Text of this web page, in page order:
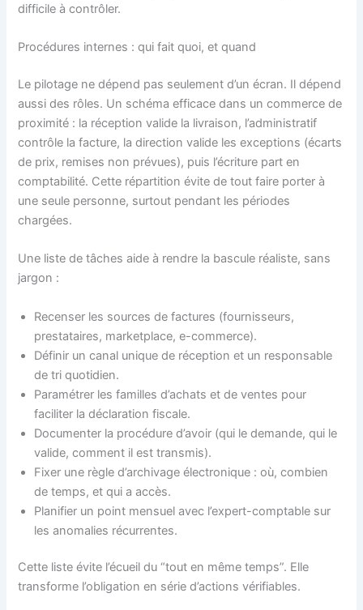
difficile à contrôler.
Procédures internes : qui fait quoi, et quand
Le pilotage ne dépend pas seulement d’un écran. Il dépend
aussi des rôles. Un schéma efficace dans un commerce de
proximité : la réception valide la livraison, l’administratif
contrôle la facture, la direction valide les exceptions (écarts
de prix, remises non prévues), puis l’écriture part en
comptabilité. Cette répartition évite de tout faire porter à
une seule personne, surtout pendant les périodes
chargées.
Une liste de tâches aide à rendre la bascule réaliste, sans
jargon :
Recenser les sources de factures (fournisseurs,
prestataires, marketplace, e-commerce).
Définir un canal unique de réception et un responsable
de tri quotidien.
Paramétrer les familles d’achats et de ventes pour
faciliter la déclaration fiscale.
Documenter la procédure d’avoir (qui le demande, qui le
valide, comment il est transmis).
Fixer une règle d’archivage électronique : où, combien
de temps, et qui a accès.
Planifier un point mensuel avec l’expert-comptable sur
les anomalies récurrentes.
Cette liste évite l’écueil du “tout en même temps”. Elle
transforme l’obligation en série d’actions vérifiables.